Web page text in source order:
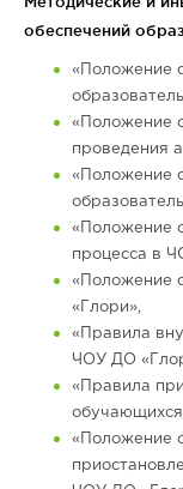
обеспечений
«Положение
«Положение
проведения
«Положение
«Положение
процесса в
«Положение
«Глори»,
«Правила
ЧОУ ДО
«Правила
«Положение